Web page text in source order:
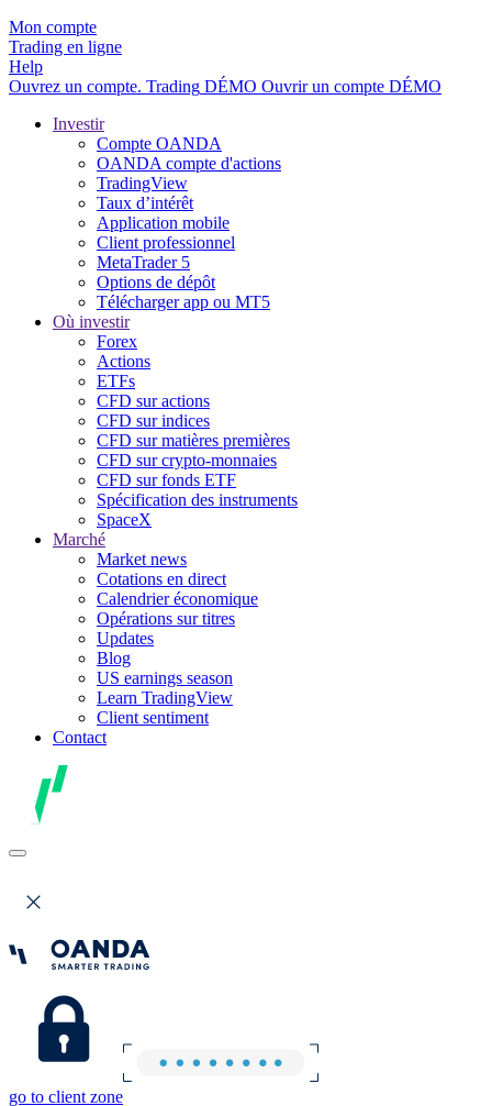
Mon compte
Trading en ligne
Help
Ouvrez un compte. Trading DÉMO Ouvrir un compte DÉMO
Investir
Compte OANDA
OANDA compte d'actions
TradingView
Taux d’intérêt
Application mobile
Client professionnel
MetaTrader 5
Options de dépôt
Télécharger app ou MT5
Où investir
Forex
Actions
ETFs
CFD sur actions
CFD sur indices
CFD sur matières premières
CFD sur crypto-monnaies
CFD sur fonds ETF
Spécification des instruments
SpaceX
Marché
Market news
Cotations en direct
Calendrier économique
Opérations sur titres
Updates
Blog
US earnings season
Learn TradingView
Client sentiment
Contact
go to client zone